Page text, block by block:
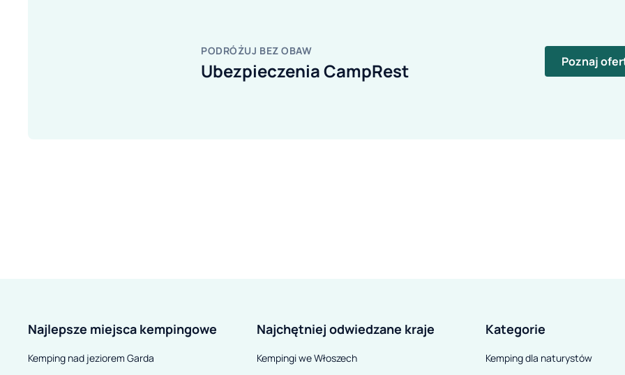
PODRÓŻUJ BEZ OBAW
Ubezpieczenia CampRest Poznaj
Najlepsze miejsca kempingowe
Kemping nad jeziorem Garda
Najchętniej odwiedzane kraje
Kempingi we Włoszech
Kategorie
Kemping dla naturystów